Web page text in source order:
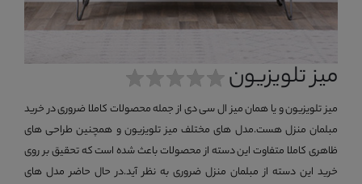
میز تلویزیون
میز تلویزیون و یا همان میز ال سی دی از جمله محصولات کاملا ضروری در خرید
مبلمان منزل هست.مدل های مختلف میز تلویزیون و همچنین طراحی های
ظاهری کاملا متفاوت این دسته از محصولات باعث شده است که تحقیق بر روی
خرید این دسته از مبلمان منزل ضروری به نظر آید.در حال حاضر مدل های